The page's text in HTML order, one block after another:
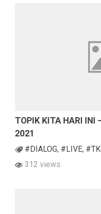
TOPIK KITA HARI INI
2021
#DIALOG, #LIVE,
312 views